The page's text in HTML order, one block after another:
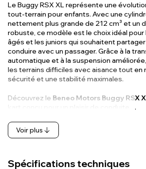
Le Buggy RSX XL représente une
tout-terrain pour enfants. Avec une
nettement plus grande de 212 cm³ et un
robuste, ce modèle est le choix idéal
âgés et les juniors qui souhaitent
conduire avec un passager. Grâce à la
automatique et à la suspension
les terrains difficiles avec aisance tout en
sécurité et une stabilité maximales.
Découvrez le Beneo Motors Buggy RSX
kart conçu pour un plaisir de conduite…
Voir plus
Spécifications techniques